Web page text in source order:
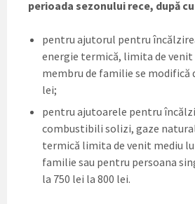
perioada sezonului rece, după
pentru ajutorul pentru
energie termică, limita de venit
membru de familie se modifică
lei;
pentru ajutoarele pentru
combustibili solizi, gaze
termică limita de venit mediu
familie sau pentru persoana
la 750 lei la 800 lei.